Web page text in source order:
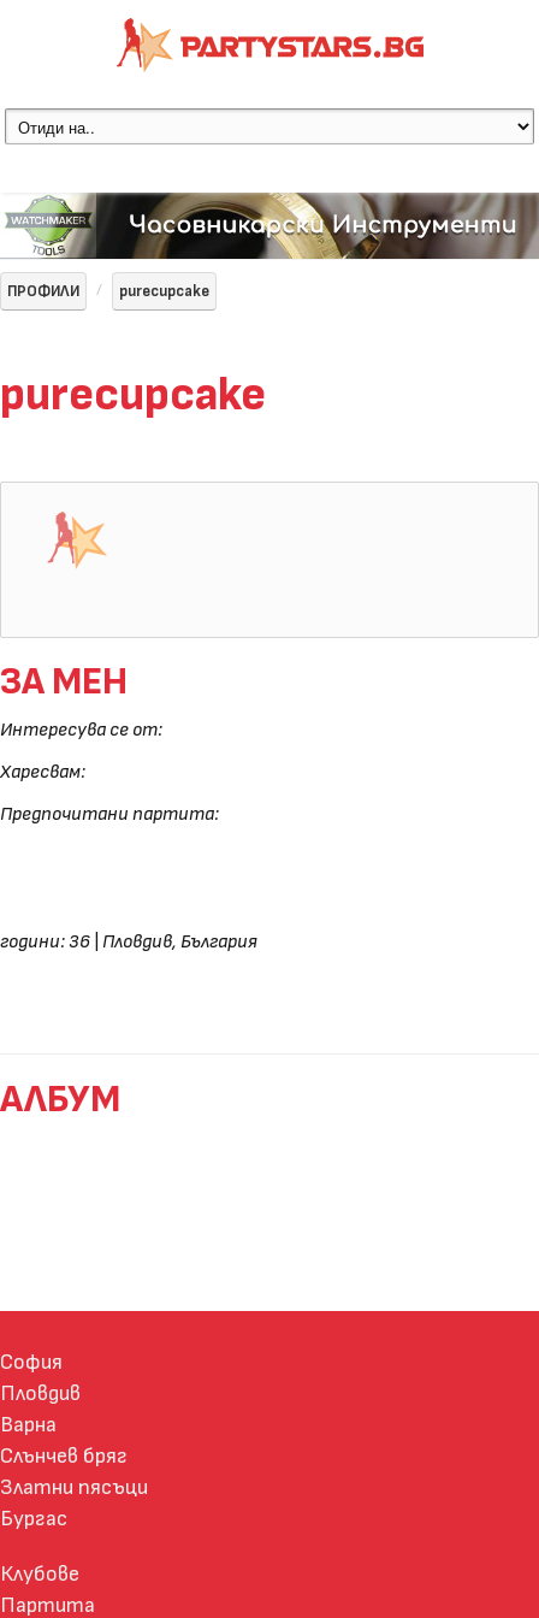
ПРОФИЛИ purecupcake
purecupcake
ЗА МЕН
Интересува се от:
Харесвам:
Предпочитани партита:
години: 36 Пловдив, България
АЛБУМ
София
Пловдив
Варна
Слънчев бряг
Златни пясъци
Бургас
Клубове
Партита